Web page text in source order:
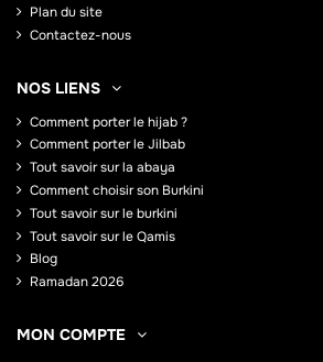
Plan du site
Contactez-nous
NOS LIENS
Comment porter le hijab ?
Comment porter le Jilbab
Tout savoir sur la abaya
Comment choisir son Burkini
Tout savoir sur le burkini
Tout savoir sur le Qamis
Blog
Ramadan 2026
MON COMPTE